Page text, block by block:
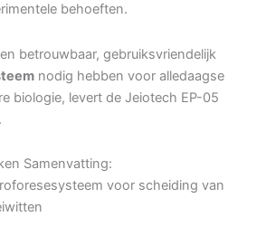
behoeften.
betrouwbaar, gebruiksvriendelijk
nodig hebben voor alledaagse
biologie, levert de Jeiotech EP-05
Samenvatting:
voor scheiding van